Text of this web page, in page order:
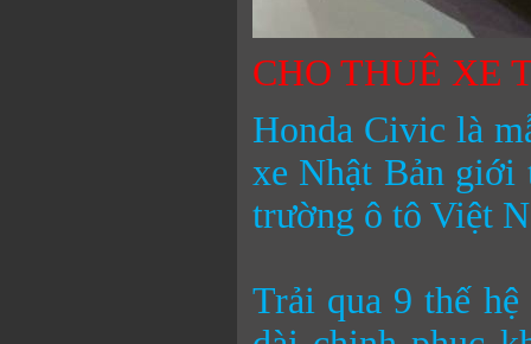
CHO THUÊ XE
Honda Civic là
xe Nhật Bản giới
trường ô tô Việt
Trải qua 9 thế